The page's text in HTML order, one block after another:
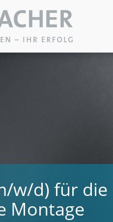
w/d) für die
Montage